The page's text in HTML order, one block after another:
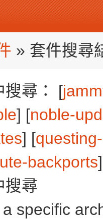
» 套件搜尋
搜尋： [
] [noble-
] [
backports
搜尋
specific